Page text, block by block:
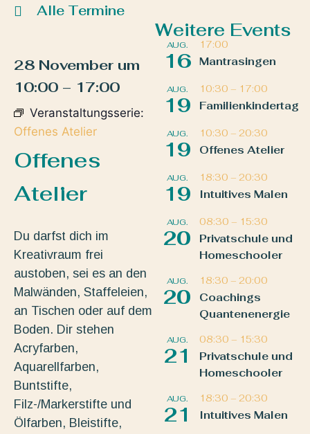
Alle Termine
28 November um
10:00 – 17:00
Veranstaltungsserie:
Offenes Atelier
Offenes
Atelier
Du darfst dich im
Kreativraum frei
austoben, sei es an den
Malwänden, Staffeleien,
an Tischen oder auf dem
Boden. Dir stehen
Acryfarben,
Aquarellfarben,
Buntstifte,
Filz-/Markerstifte und
Ölfarben, Bleistifte,
Weitere Events
AUG.
16
17:00
Mantrasingen
AUG.
19
10:30 – 17:00
Familienkindertag
AUG.
19
10:30 – 20:30
Offenes Atelier
AUG.
19
18:30 – 20:30
Intuitives Malen
AUG.
20
08:30 – 15:30
Privatschule und
Homeschooler
AUG.
20
18:30 – 20:00
Coachings
Quantenenergie
AUG.
21
08:30 – 15:30
Privatschule und
Homeschooler
AUG.
21
18:30 – 20:30
Intuitives Malen